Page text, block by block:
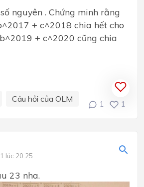
nguyên . Chứng minh rằng
+ c^2018 chia hết cho
+ c^2020 cũng chia
Câu hỏi của OLM
1 1
lúc 20:25
23 nha.